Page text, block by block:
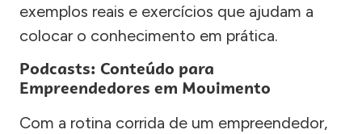
exemplos reais e exercícios que ajudam a
colocar o conhecimento em prática.
Podcasts: Conteúdo para
Empreendedores em Movimento
Com a rotina corrida de um empreendedor,